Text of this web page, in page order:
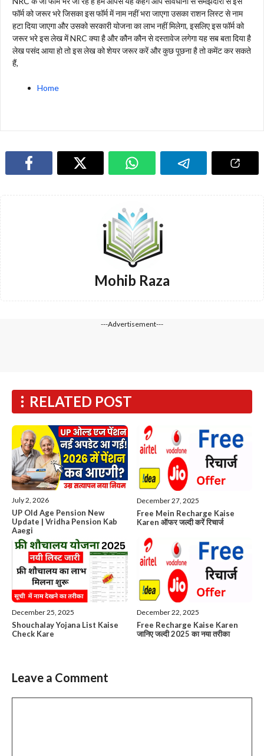
फॉर्म को जरूर भरे जिसका इस फॉर्म में नाम नहीं भरा जाएगा उसका राशन लिस्ट से नाम
हटा दिया जाएगा और उसको सरकारी योजना का लाभ नहीं मिलेगा, इसलिए इस फॉर्म को
जरूर भरे इस लेख में NRC क्या है और कौन कौन से दस्तावेज लगेगा यह सब बता दिया है
लेख पसंद आया हो तो इस लेख को शेयर जरूर करें और कुछ पूछना है तो कमेंट कर सकते
हैं,
Home
Mohib Raza
---Advertisement---
RELATED POST
July 2, 2026
UP Old Age Pension New
Update | Vridha Pension Kab
Aaegi
December 27, 2025
Free Mein Recharge Kaise
Karen ऑफर जल्दी करें रिचार्ज
December 25, 2025
Shouchalay Yojana List Kaise
Check Kare
December 22, 2025
Free Recharge Kaise Karen
जानिए जल्दी 2025 का नया तरीका
Leave a Comment